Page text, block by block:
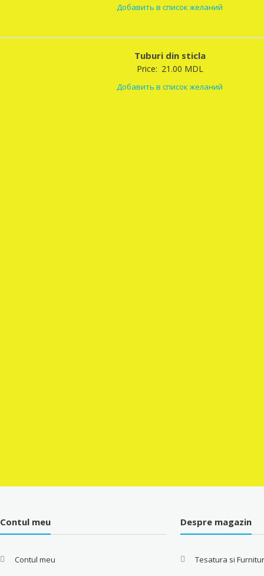
Добавить в список желаний
Tuburi din sticla
Price: 21.00 MDL
Добавить в список желаний
Contul meu
Contul meu
Despre magazin
Tesatura si